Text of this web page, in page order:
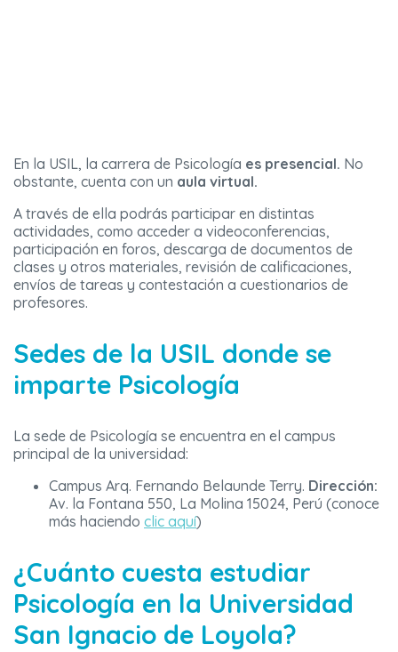
En la USIL, la carrera de Psicología es presencial. No
obstante, cuenta con un aula virtual.
A través de ella podrás participar en distintas
actividades, como acceder a videoconferencias,
participación en foros, descarga de documentos de
clases y otros materiales, revisión de calificaciones,
envíos de tareas y contestación a cuestionarios de
profesores.
Sedes de la USIL donde se
imparte Psicología
La sede de Psicología se encuentra en el campus
principal de la universidad:
Campus Arq. Fernando Belaunde Terry. Dirección:
Av. la Fontana 550, La Molina 15024, Perú (conoce
más haciendo clic aquí)
¿Cuánto cuesta estudiar
Psicología en la Universidad
San Ignacio de Loyola?